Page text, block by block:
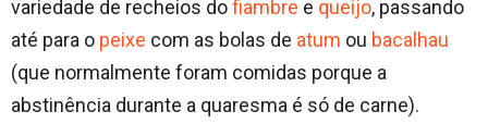
variedade de recheios dofiambre e queijo, passando
até para o peixe com as bolas de atum ou bacalhau
(que normalmente foram comidas porque a
abstinência durante a quaresma é só de carne).